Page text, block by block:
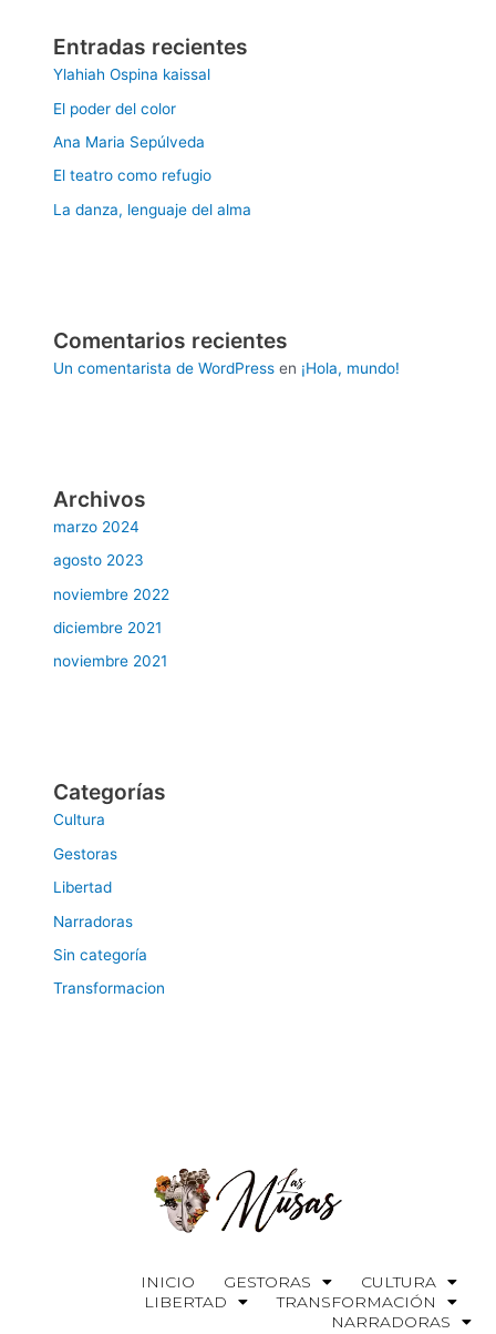
Entradas recientes
Ylahiah Ospina kaissal
El poder del color
Ana Maria Sepúlveda
El teatro como refugio
La danza, lenguaje del alma
Comentarios recientes
Un comentarista de WordPress en ¡Hola, mundo!
Archivos
marzo 2024
agosto 2023
noviembre 2022
diciembre 2021
noviembre 2021
Categorías
Cultura
Gestoras
Libertad
Narradoras
Sin categoría
Transformacion
INICIO GESTORAS
CULTURA
LIBERTAD
TRANSFORMACIÓN
NARRADORAS